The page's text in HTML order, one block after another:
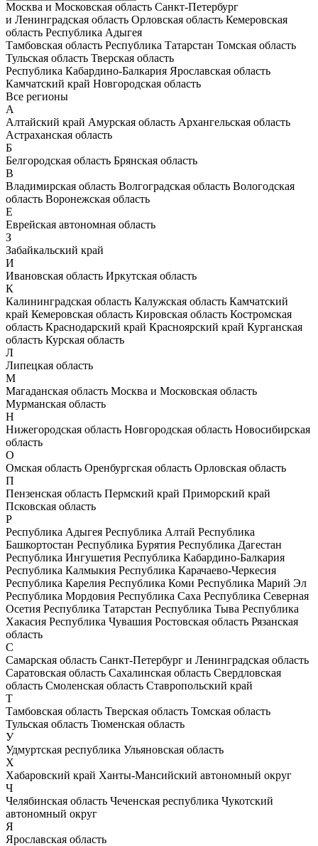
Москва и Московская область Санкт-Петербург
и Ленинградская область Орловская область Кемеровская
область Республика Адыгея
Тамбовская область Республика Татарстан Томская область
Тульская область Тверская область
Республика Кабардино-Балкария Ярославская область
Камчатский край Новгородская область
Все регионы
А
Алтайский край Амурская область Архангельская область
Астраханская область
Б
Белгородская область Брянская область
В
Владимирская область Волгоградская область Вологодская
область Воронежская область
Е
Еврейская автономная область
З
Забайкальский край
И
Ивановская область Иркутская область
К
Калининградская область Калужская область Камчатский
край Кемеровская область Кировская область Костромская
область Краснодарский край Красноярский край Курганская
область Курская область
Л
Липецкая область
М
Магаданская область Москва и Московская область
Мурманская область
Н
Нижегородская область Новгородская область Новосибирская
область
О
Омская область Оренбургская область Орловская область
П
Пензенская область Пермский край Приморский край
Псковская область
Р
Республика Адыгея Республика Алтай Республика
Башкортостан Республика Бурятия Республика Дагестан
Республика Ингушетия Республика Кабардино-Балкария
Республика Калмыкия Республика Карачаево-Черкесия
Республика Карелия Республика Коми Республика Марий Эл
Республика Мордовия Республика Саха Республика Северная
Осетия Республика Татарстан Республика Тыва Республика
Хакасия Республика Чувашия Ростовская область Рязанская
область
С
Самарская область Санкт-Петербург и Ленинградская область
Саратовская область Сахалинская область Свердловская
область Смоленская область Ставропольский край
Т
Тамбовская область Тверская область Томская область
Тульская область Тюменская область
У
Удмуртская республика Ульяновская область
Х
Хабаровский край Ханты-Мансийский автономный округ
Ч
Челябинская область Чеченская республика Чукотский
автономный округ
Я
Ярославская область